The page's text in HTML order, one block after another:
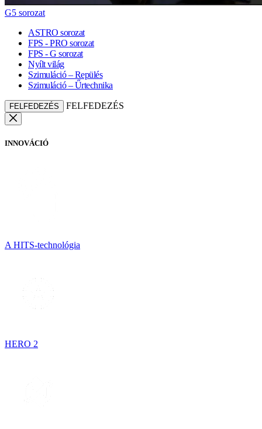
G5 sorozat
ASTRO sorozat
FPS - PRO sorozat
FPS - G sorozat
Nyílt világ
Szimuláció – Repülés
Szimuláció – Űrtechnika
FELFEDEZÉS FELFEDEZÉS
INNOVÁCIÓ
A HITS-technológia
HERO 2